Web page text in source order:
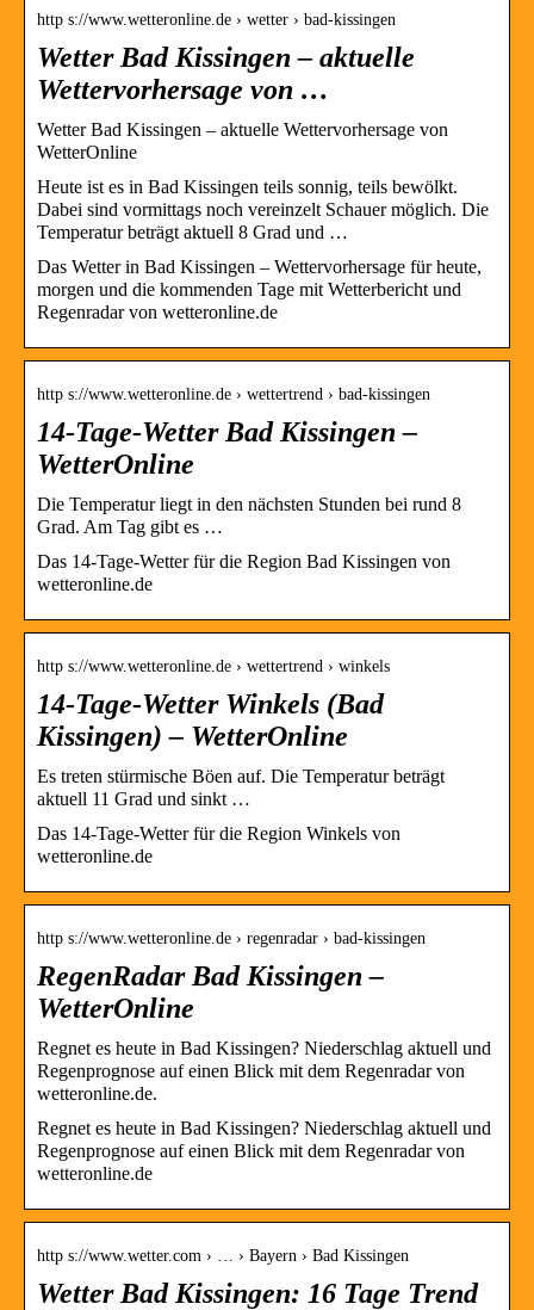
http s://www.wetteronline.de › wetter › bad-kissingen
Wetter Bad Kissingen – aktuelle
Wettervorhersage von …
Wetter Bad Kissingen – aktuelle Wettervorhersage von
WetterOnline
Heute ist es in Bad Kissingen teils sonnig, teils bewölkt.
Dabei sind vormittags noch vereinzelt Schauer möglich. Die
Temperatur beträgt aktuell 8 Grad und …
Das Wetter in Bad Kissingen – Wettervorhersage für heute,
morgen und die kommenden Tage mit Wetterbericht und
Regenradar von wetteronline.de
http s://www.wetteronline.de › wettertrend › bad-kissingen
14-Tage-Wetter Bad Kissingen –
WetterOnline
Die Temperatur liegt in den nächsten Stunden bei rund 8
Grad. Am Tag gibt es …
Das 14-Tage-Wetter für die Region Bad Kissingen von
wetteronline.de
http s://www.wetteronline.de › wettertrend › winkels
14-Tage-Wetter Winkels (Bad
Kissingen) – WetterOnline
Es treten stürmische Böen auf. Die Temperatur beträgt
aktuell 11 Grad und sinkt …
Das 14-Tage-Wetter für die Region Winkels von
wetteronline.de
http s://www.wetteronline.de › regenradar › bad-kissingen
RegenRadar Bad Kissingen –
WetterOnline
Regnet es heute in Bad Kissingen? Niederschlag aktuell und
Regenprognose auf einen Blick mit dem Regenradar von
wetteronline.de.
Regnet es heute in Bad Kissingen? Niederschlag aktuell und
Regenprognose auf einen Blick mit dem Regenradar von
wetteronline.de
http s://www.wetter.com › … › Bayern › Bad Kissingen
Wetter Bad Kissingen: 16 Tage Trend